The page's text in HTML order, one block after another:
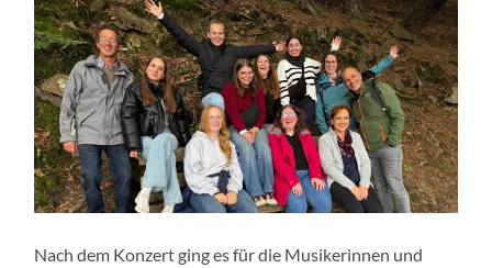
Nach dem Konzert ging es für die Musikerinnen und